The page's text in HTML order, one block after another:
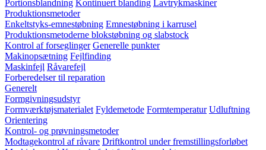
Portionsblandning Kontinuert blanding Lavtrykmaskiner
Produktionsmetoder
Enkeltstyks-emnestøbning Emnestøbning i karrusel
Produktionsmetoderne blokstøbning og slabstock
Kontrol af forseglinger Generelle punkter
Makinopsætning Fejlfinding
Maskinfejl Råvarefejl
Forberedelser til reparation
Generelt
Formgivningsudstyr
Formværktøjsmaterialet Fyldemetode Formtemperatur Udluftning
Orientering
Kontrol- og prøvningsmetoder
Modtagekontrol af råvare Driftkontrol under fremstillingsforløbet